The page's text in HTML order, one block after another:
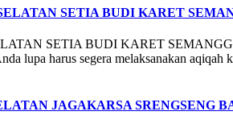
SETIA BUDI KARET
SETIA BUDI KARET SEMANGGI
lupa harus segera melaksanakan
JAGAKARSA SRENGSENG